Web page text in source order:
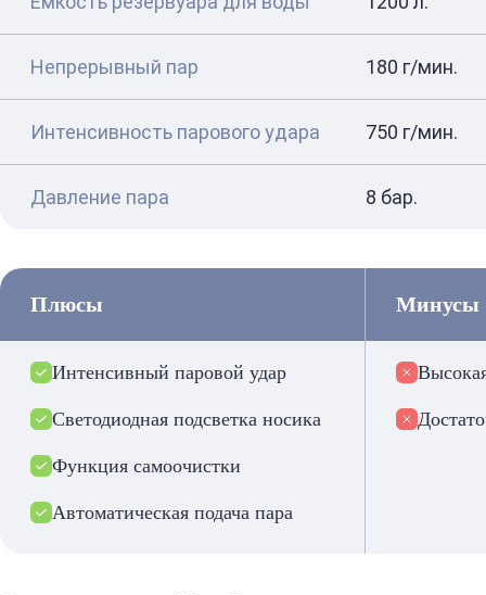
Непрерывный пар 180 г/мин.
Интенсивность парового удара 750 г/мин.
Давление пара 8 бар.
Плюсы
Интенсивный паровой удар
Светодиодная подсветка носика
Функция самоочистки
Автоматическая подача пара
Минусы